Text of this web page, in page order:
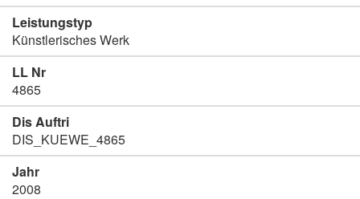
Leistungstyp
Künstlerisches Werk
LL Nr
4865
Dis Auftri
DIS_KUEWE_4865
Jahr
2008